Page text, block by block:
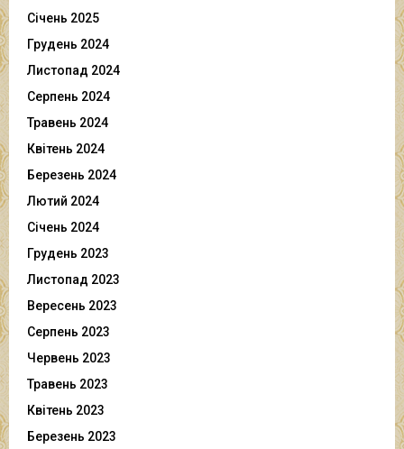
Січень 2025
Грудень 2024
Листопад 2024
Серпень 2024
Травень 2024
Квітень 2024
Березень 2024
Лютий 2024
Січень 2024
Грудень 2023
Листопад 2023
Вересень 2023
Серпень 2023
Червень 2023
Травень 2023
Квітень 2023
Березень 2023